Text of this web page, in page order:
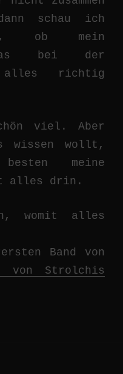
schau ich
ob mein
bei der
alles richtig
viel. Aber
wissen wollt,
meine
alles drin.
womit alles
Band von
von Strolchis